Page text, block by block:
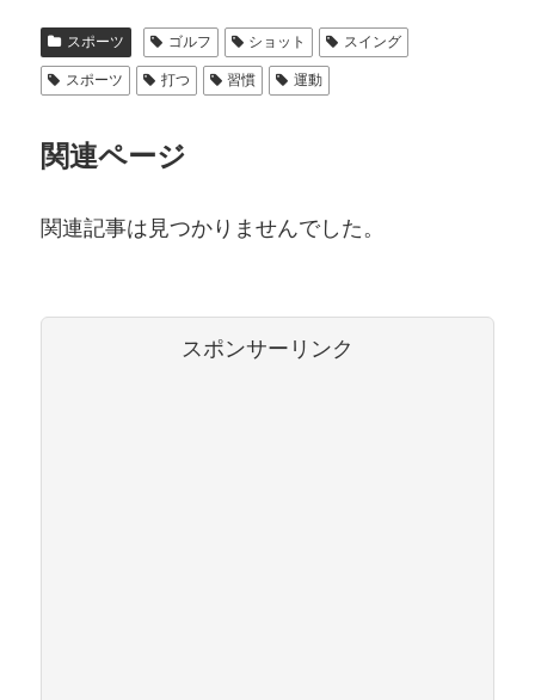
スポーツ ゴルフ ショット スイング
スポーツ 打つ 習慣 運動
関連ページ
関連記事は見つかりませんでした。
スポンサーリンク